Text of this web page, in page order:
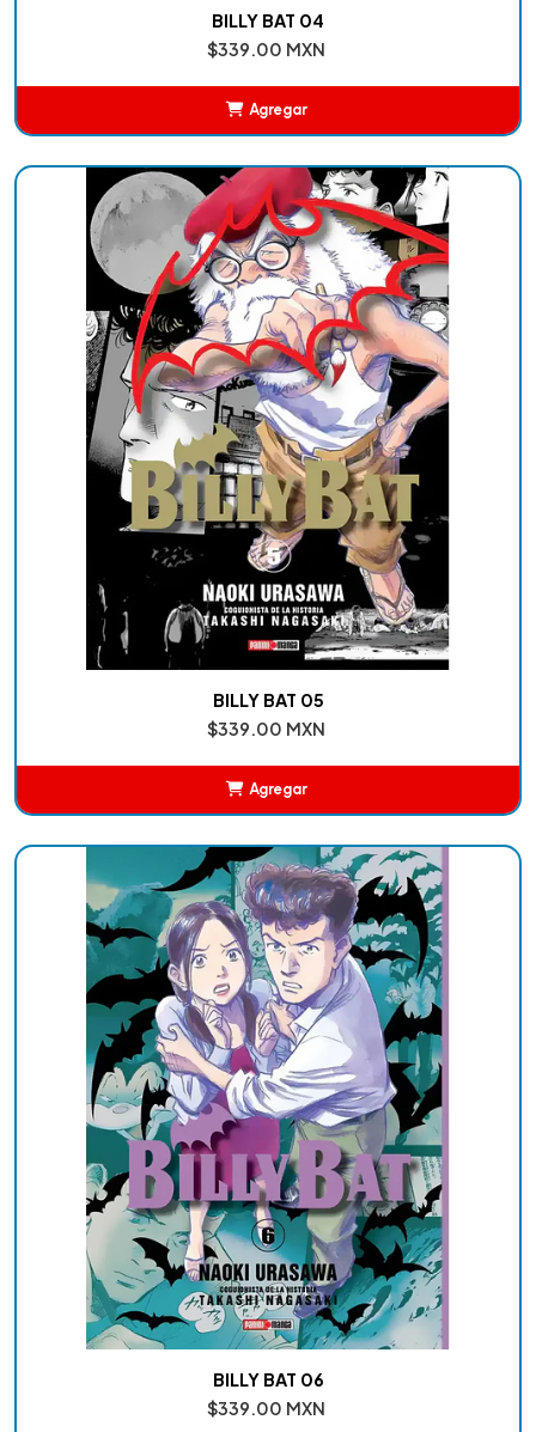
BILLY BAT 04
$339.00 MXN
Agregar
BILLY BAT 05
$339.00 MXN
Agregar
BILLY BAT 06
$339.00 MXN